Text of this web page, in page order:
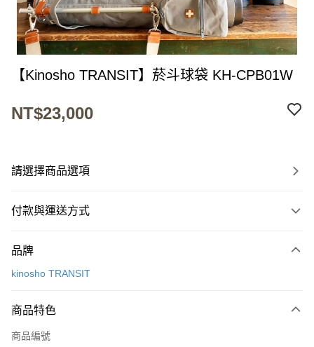
【Kinosho TRANSIT】菸斗球袋 KH-CPB01W
NT$23,000
請選擇商品選項
付款與運送方式
信用卡一次付款
Apple Pay
全盈+PAY
品牌
kinosho TRANSIT
商品特色
商品編號